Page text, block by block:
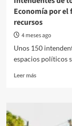
Economía por el
recursos
4 meses ago
Unos 150
espacios políticos
Leer másRead